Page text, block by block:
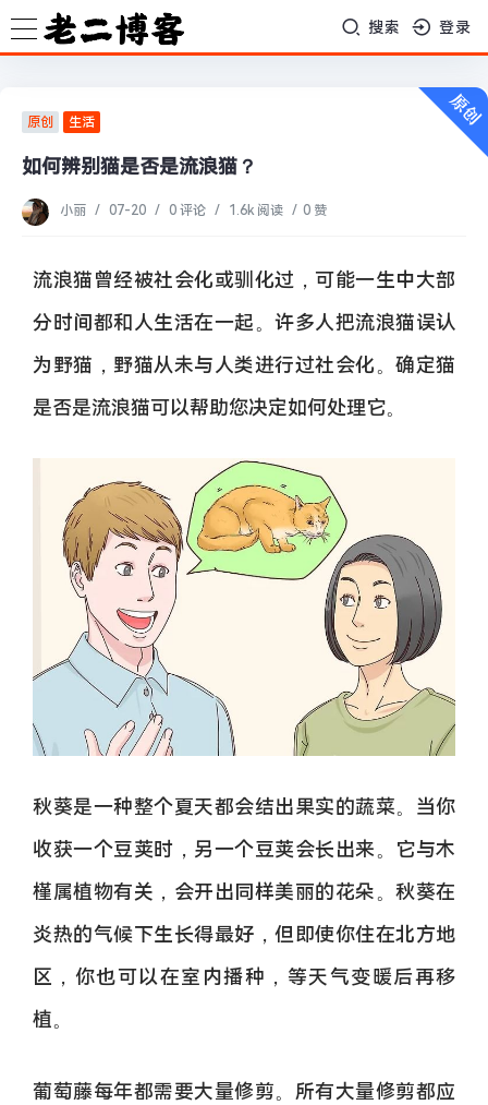
搜索 登录
原创 生活
如何辨别猫是否是流浪猫？
小丽 / 07-20 / 0 评论 / 1.6k 阅读 / 0 赞
流浪猫曾经被社会化或驯化过，可能一生中大部
分时间都和人生活在一起。许多人把流浪猫误认
为野猫，野猫从未与人类进行过社会化。确定猫
是否是流浪猫可以帮助您决定如何处理它。
秋葵是一种整个夏天都会结出果实的蔬菜。当你
收获一个豆荚时，另一个豆荚会长出来。它与木
槿属植物有关，会开出同样美丽的花朵。秋葵在
炎热的气候下生长得最好，但即使你住在北方地
区，你也可以在室内播种，等天气变暖后再移
植。
葡萄藤每年都需要大量修剪。所有大量修剪都应